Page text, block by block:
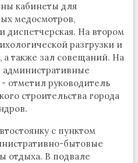
кабинеты для
медосмотров,
На втором
разгрузки и
а также зал совещаний. На
отметил руководитель
строительства города
с пунктом
бытовые
отдыха. В подвале